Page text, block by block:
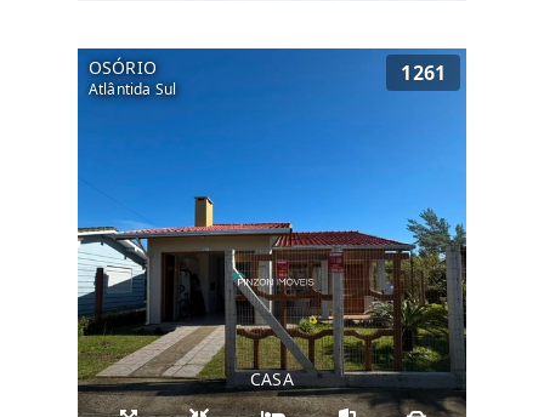
OSÓRIO
Atlântida Sul
1261
CASA